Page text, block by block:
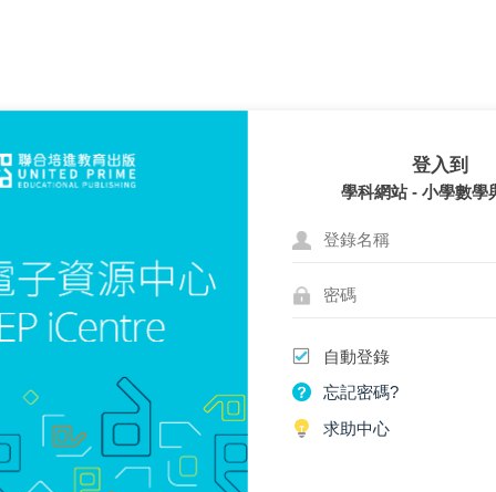
登入到
學科網站 - 小學數學
自動登錄
忘記密碼?
求助中心